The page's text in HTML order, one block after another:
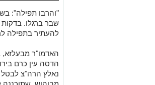
"והרבו תפילה":
שבר ברגלו.
להעתיר בתפילה
הדסה עין כרם
נאלץ הרה"צ